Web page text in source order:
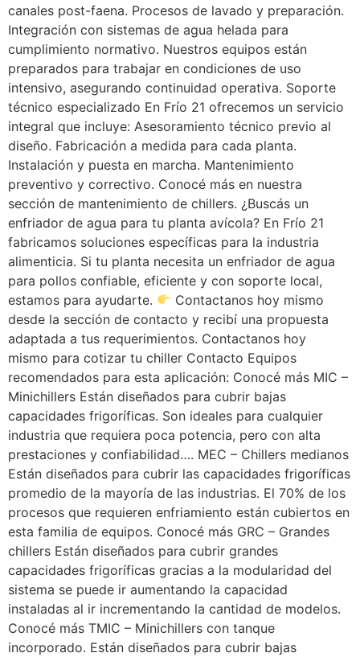
canales post-faena. Procesos de lavado y preparación.
Integración con sistemas de agua helada para
cumplimiento normativo. Nuestros equipos están
preparados para trabajar en condiciones de uso
intensivo, asegurando continuidad operativa. Soporte
técnico especializado En Frío 21 ofrecemos un servicio
integral que incluye: Asesoramiento técnico previo al
diseño. Fabricación a medida para cada planta.
Instalación y puesta en marcha. Mantenimiento
preventivo y correctivo. Conocé más en nuestra
sección de mantenimiento de chillers. ¿Buscás un
enfriador de agua para tu planta avícola? En Frío 21
fabricamos soluciones específicas para la industria
alimenticia. Si tu planta necesita un enfriador de agua
para pollos confiable, eficiente y con soporte local,
estamos para ayudarte.
Contactanos hoy mismo
desde la sección de contacto y recibí una propuesta
adaptada a tus requerimientos. Contactanos hoy
mismo para cotizar tu chiller Contacto Equipos
recomendados para esta aplicación: Conocé más MIC –
Minichillers Están diseñados para cubrir bajas
capacidades frigoríficas. Son ideales para cualquier
industria que requiera poca potencia, pero con alta
prestaciones y confiabilidad…. MEC – Chillers medianos
Están diseñados para cubrir las capacidades frigoríficas
promedio de la mayoría de las industrias. El 70% de los
procesos que requieren enfriamiento están cubiertos en
esta familia de equipos. Conocé más GRC – Grandes
chillers Están diseñados para cubrir grandes
capacidades frigoríficas gracias a la modularidad del
sistema se puede ir aumentando la capacidad
instaladas al ir incrementando la cantidad de modelos.
Conocé más TMIC – Minichillers con tanque
incorporado. Están diseñados para cubrir bajas